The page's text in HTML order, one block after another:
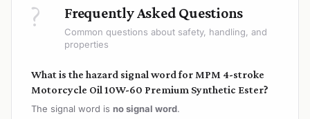
? Frequently Asked Questions
Common questions about safety, handling, and
properties
What is the hazard signal word for MPM 4-stroke
Motorcycle Oil 10W-60 Premium Synthetic Ester?
The signal word is no signal word.